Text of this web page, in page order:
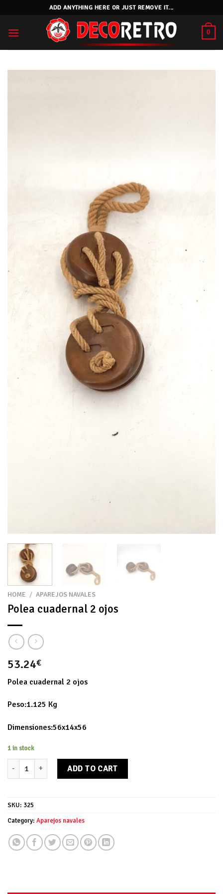
content
ADD ANYTHING HERE OR JUST REMOVE IT...
0
HOME / APAREJOS NAVALES
Polea cuadernal 2 ojos
53.24€
Polea cuadernal 2 ojos
Peso:1.125 Kg
Dimensiones:56x14x56
1 in stock
Polea cuadernal 2 ojos quantity
ADD TO CART
SKU: 325
Category: Aparejos navales